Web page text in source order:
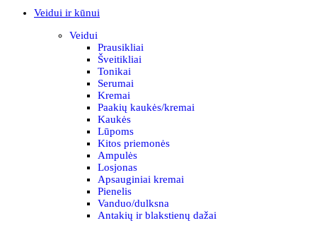
Veidui ir kūnui
Veidui
Prausikliai
Šveitikliai
Tonikai
Serumai
Kremai
Paakių kaukės/kremai
Kaukės
Lūpoms
Kitos priemonės
Ampulės
Losjonas
Apsauginiai kremai
Pienelis
Vanduo/dulksna
Antakių ir blakstienų dažai